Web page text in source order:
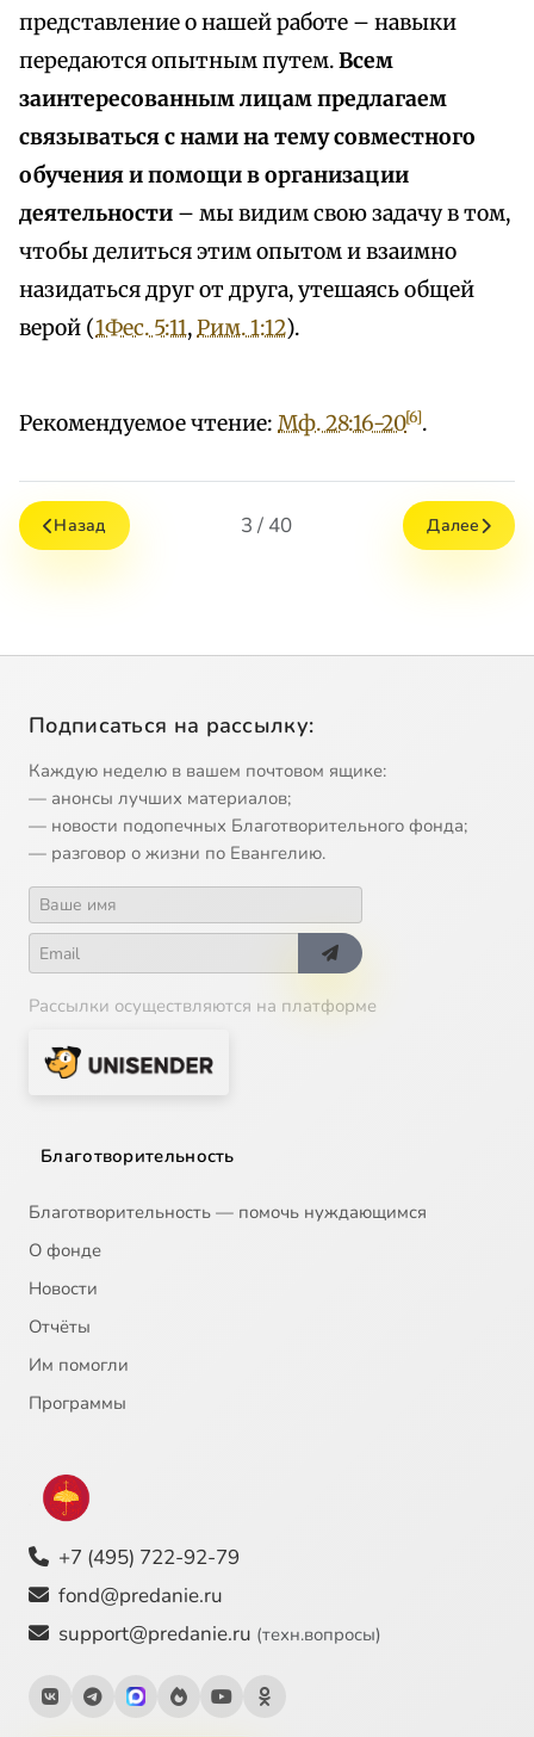
представление о нашей работе – навыки
передаются опытным путем.Всем
заинтересованным лицам предлагаем
связываться с нами на тему совместного
обучения и помощи в организации
деятельности – мы видим свою задачу в том,
чтобы делиться этим опытом и взаимно
назидаться друг от друга, утешаясь общей
верой (1Фес. 5:11,Рим. 1:12).
Рекомендуемое чтение: Мф. 28:16-20[6].
Назад 3 / 40 Далее
Подписаться на рассылку:
Каждую неделю в вашем почтовом ящике:
— анонсы лучших материалов;
— новости подопечных Благотворительного фонда;
— разговор о жизни по Евангелию.
Рассылки осуществляются на платформе
Благотворительность
Благотворительность — помочь нуждающимся
О фонде
Новости
Отчёты
Им помогли
Программы
+7 (495) 722-92-79
fond@predanie.ru
support@predanie.ru (техн.вопросы)